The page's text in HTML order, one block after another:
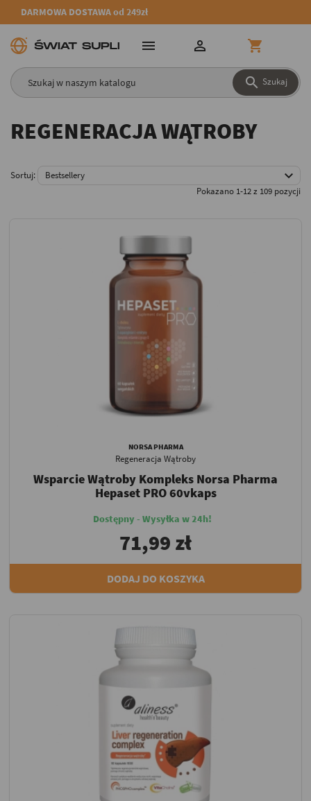
DARMOWA DOSTAWA od 249zł
 Szukaj
  
REGENERACJA WĄTROBY
Sortuj: Bestsellery 
Pokazano 1-12 z 109 pozycji
NORSA PHARMA
Regeneracja Wątroby
Wsparcie Wątroby Kompleks Norsa Pharma
Hepaset PRO 60vkaps
Dostępny - Wysyłka w 24h!
71,99 zł
DODAJ DO KOSZYKA